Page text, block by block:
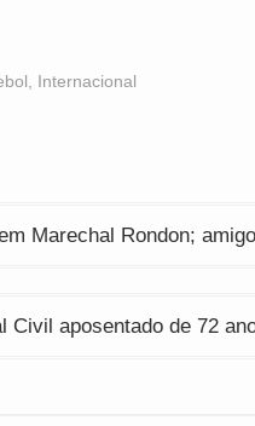
Internacional
Marechal Rondon;
Civil aposentado de 72